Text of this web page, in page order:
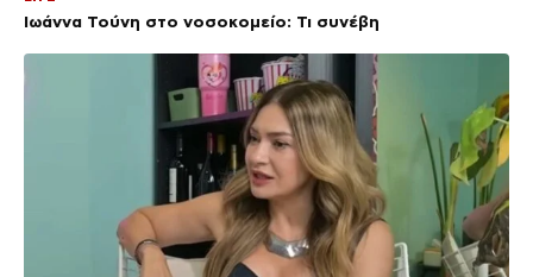
Ιωάννα Τούνη στο νοσοκομείο: Τι συνέβη